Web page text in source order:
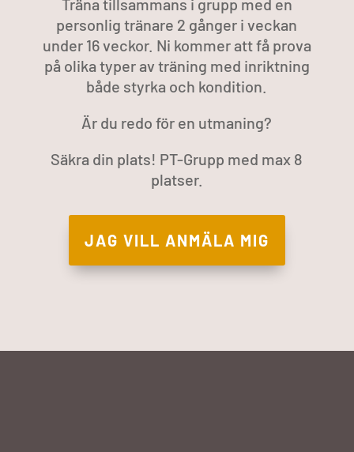
Träna tillsammans i grupp med en
personlig tränare 2 gånger i veckan
under 16 veckor. Ni kommer att få prova
på olika typer av träning med inriktning
både styrka och kondition.
Är du redo för en utmaning?
Säkra din plats! PT-Grupp med max 8
platser.
JAG VILL ANMÄLA MIG